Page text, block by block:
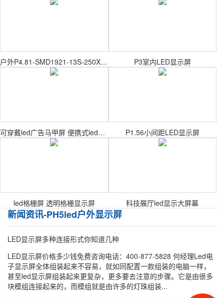
户外P4.81-SMD1921-13S-250X250mm户外表贴模组 P3室内LED显示屏
可穿戴led广告马甲屏 便携式led显示屏 P1.56小间距LED显示屏
led格栅屏 透明格栅显示屏 科技展厅led显示大屏幕
新闻资讯-PH5led户外显示屏
LED显示屏多种连接形式你知道几种
LED显示屏价格多少钱免费咨询电话：400-877-5828 何经理Led电
子显示屏全体组装起来不容易，就如同配置一款组装的电脑一样，
甚至led显示屏组装起来更复杂，更多要去注意的步骤。它是由很多
块模组连接起来的，而模组就是由许多的灯珠组装...